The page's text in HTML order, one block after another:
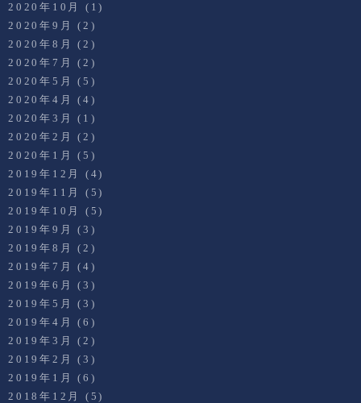
2020年10月
(1)
2020年9月
(2)
2020年8月
(2)
2020年7月
(2)
2020年5月
(5)
2020年4月
(4)
2020年3月
(1)
2020年2月
(2)
2020年1月
(5)
2019年12月
(4)
2019年11月
(5)
2019年10月
(5)
2019年9月
(3)
2019年8月
(2)
2019年7月
(4)
2019年6月
(3)
2019年5月
(3)
2019年4月
(6)
2019年3月
(2)
2019年2月
(3)
2019年1月
(6)
2018年12月
(5)